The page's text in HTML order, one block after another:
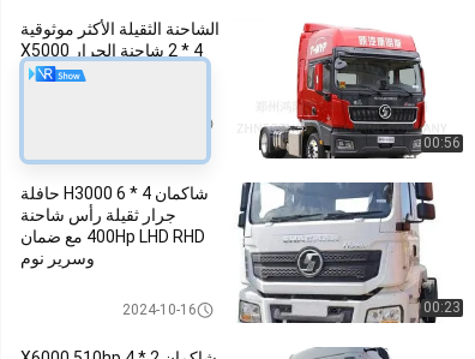
00:56
الشاحنة الثقيلة الأكثر موثوقية
4 * 2 شاحنة الجرار X5000
6X4 6X6 يورو 5
00:23
شاكمان H3000 6 * 4 حافلة
جرار ثقيلة رأس شاحنة
400Hp LHD RHD مع ضمان
وسرير نوم
شاحنة الجرار شاكمان2024-10-16